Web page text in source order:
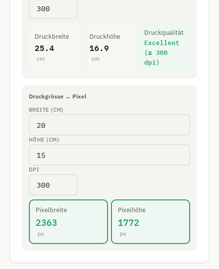
Druckbreite
25.4
cm
Druckhöhe
16.9
cm
Druckqualität
Excellent
(≥ 300
dpi)
Druckgrösse → Pixel
BREITE (CM)
HÖHE (CM)
DPI
Pixelbreite
2363
px
Pixelhöhe
1772
px